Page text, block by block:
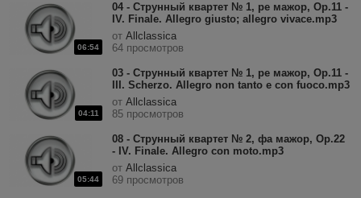
06:54
04 - Струнный квартет № 1, ре мажор, Op.11 -
IV. Finale. Allegro giusto; allegro vivace.mp3
от Allclassica
64 просмотров
04:11
03 - Струнный квартет № 1, ре мажор, Op.11 -
III. Scherzo. Allegro non tanto e con fuoco.mp3
от Allclassica
85 просмотров
05:44
08 - Струнный квартет № 2, фа мажор, Op.22
- IV. Finale. Allegro con moto.mp3
от Allclassica
69 просмотров